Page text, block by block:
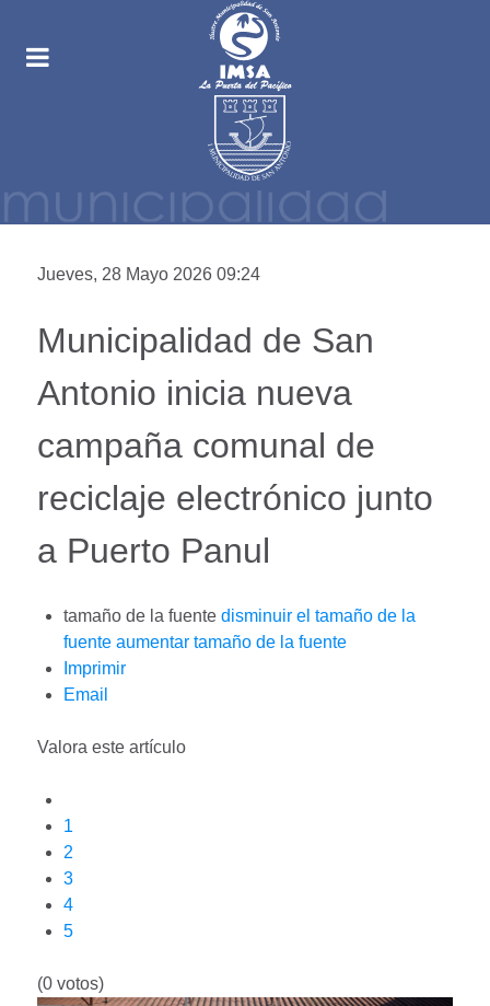
Jueves, 28 Mayo 2026 09:24
Municipalidad de San
Antonio inicia nueva
campaña comunal de
reciclaje electrónico junto
a Puerto Panul
tamaño de la fuente disminuir el tamaño de la
fuente aumentar tamaño de la fuente
Imprimir
Email
Valora este artículo
1
2
3
4
5
(0 votos)